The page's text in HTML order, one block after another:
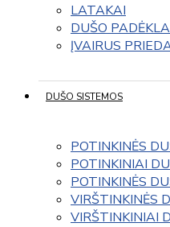
LATAKAI
DUŠO
ĮVAIRUS
DUŠO SISTEMOS
POTINKINĖS
POTINKINIAI
POTINKINĖS
VIRŠTINKINĖS
VIRŠTINKINIAI